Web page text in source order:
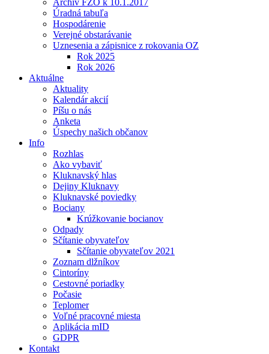
Archiv FZO k 10.1.2017
Úradná tabuľa
Hospodárenie
Verejné obstarávanie
Uznesenia a zápisnice z rokovania OZ
Rok 2025
Rok 2026
Aktuálne
Aktuality
Kalendár akcií
Píšu o nás
Anketa
Úspechy našich občanov
Info
Rozhlas
Ako vybaviť
Kluknavský hlas
Dejiny Kluknavy
Kluknavské poviedky
Bociany
Krúžkovanie bocianov
Odpady
Sčítanie obyvateľov
Sčítanie obyvateľov 2021
Zoznam dlžníkov
Cintoríny
Cestovné poriadky
Počasie
Teplomer
Voľné pracovné miesta
Aplikácia mID
GDPR
Kontakt